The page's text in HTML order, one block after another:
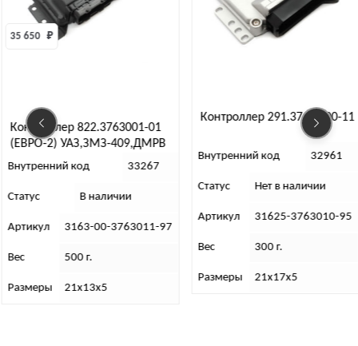
822.3763001-01
2) УАЗ,ЗМЗ-409,ДМРВ
20.3855
₽
код 33267
В наличии
3163-00-3763011-97
500 г.
21х13х5
Контроллер 291.3763 000-11
Внутренний код 32961
Статус Нет в наличии
Артикул 31625-3763010-95
300 г.
Размеры 21х17х5